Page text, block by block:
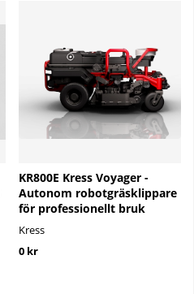
KR800E Kress Voyager -
Autonom robotgräsklippare
för professionellt bruk
Kress
0 kr